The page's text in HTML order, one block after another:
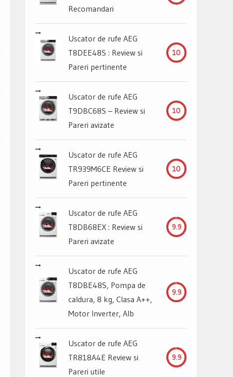
Recomandari
Uscator de rufe AEG
T8DEE48S : Review si
Pareri pertinente
10
Uscator de rufe AEG
T9DBC68S – Review si
Pareri avizate
10
Uscator de rufe AEG
TR939M6CE Review si
Pareri pertinente
10
Uscator de rufe AEG
T8DB68EX : Review si
Pareri avizate
9.9
Uscator de rufe AEG
T8DBE48S, Pompa de
caldura, 8 kg, Clasa A++,
Motor Inverter, Alb
9.9
Uscator de rufe AEG
TR818A4E Review si
Pareri utile
9.9